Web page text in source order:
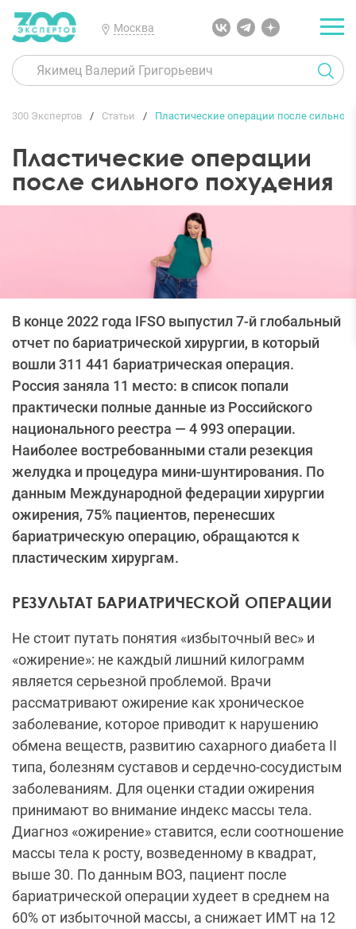
Москва
300 Экспертов Статьи Пластические операции после
Пластические операции
после сильного похудения
В конце 2022 года IFSO выпустил 7-й глобальный
отчет по бариатрической хирургии, в который
вошли 311 441 бариатрическая операция.
Россия заняла 11 место: в список попали
практически полные данные из Российского
национального реестра — 4 993 операции.
Наиболее востребованными стали резекция
желудка и процедура мини-шунтирования. По
данным Международной федерации хирургии
ожирения, 75% пациентов, перенесших
бариатрическую операцию, обращаются к
пластическим хирургам.
РЕЗУЛЬТАТ БАРИАТРИЧЕСКОЙ ОПЕРАЦИИ
Не стоит путать понятия «избыточный вес» и
«ожирение»: не каждый лишний килограмм
является серьезной проблемой. Врачи
рассматривают ожирение как хроническое
заболевание, которое приводит к нарушению
обмена веществ, развитию сахарного диабета II
типа, болезням суставов и сердечно-сосудистым
заболеваниям. Для оценки стадии ожирения
принимают во внимание индекс массы тела.
Диагноз «ожирение» ставится, если соотношение
массы тела к росту, возведенному в квадрат,
выше 30. По данным ВОЗ, пациент после
бариатрической операции худеет в среднем на
60% от избыточной массы, а снижает ИМТ на 12